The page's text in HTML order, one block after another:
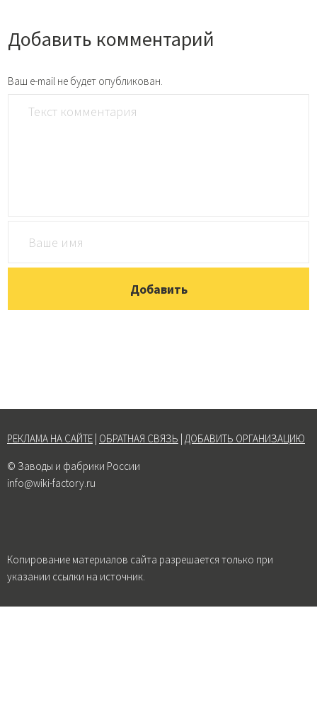
Добавить комментарий
Ваш e-mail не будет опубликован.
РЕКЛАМА НА САЙТЕ ОБРАТНАЯ СВЯЗЬ ДОБАВИТЬ ОРГАНИЗАЦИЮ
© Заводы и фабрики России
info@wiki-factory.ru
Копирование материалов сайта разрешается только при
указании ссылки на источник.